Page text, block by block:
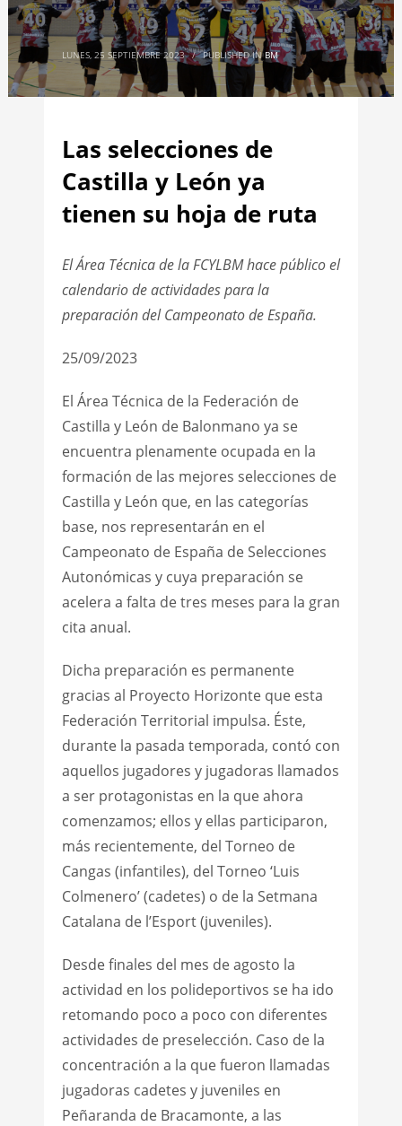
LUNES, 25 SEPTIEMBRE 2023 / PUBLISHED INBM
Las selecciones de
Castilla y León ya
tienen su hoja de ruta
El Área Técnica de la FCYLBM hace público el
calendario de actividades para la
preparación del Campeonato de España.
25/09/2023
El Área Técnica de la Federación de
Castilla y León de Balonmano ya se
encuentra plenamente ocupada en la
formación de las mejores selecciones de
Castilla y León que, en las categorías
base, nos representarán en el
Campeonato de España de Selecciones
Autonómicas y cuya preparación se
acelera a falta de tres meses para la gran
cita anual.
Dicha preparación es permanente
gracias al Proyecto Horizonte que esta
Federación Territorial impulsa. Éste,
durante la pasada temporada, contó con
aquellos jugadores y jugadoras llamados
a ser protagonistas en la que ahora
comenzamos; ellos y ellas participaron,
más recientemente, del Torneo de
Cangas (infantiles), del Torneo ‘Luis
Colmenero’ (cadetes) o de la Setmana
Catalana de l’Esport (juveniles).
Desde finales del mes de agosto la
actividad en los polideportivos se ha ido
retomando poco a poco con diferentes
actividades de preselección. Caso de la
concentración a la que fueron llamadas
jugadoras cadetes y juveniles en
Peñaranda de Bracamonte, a las